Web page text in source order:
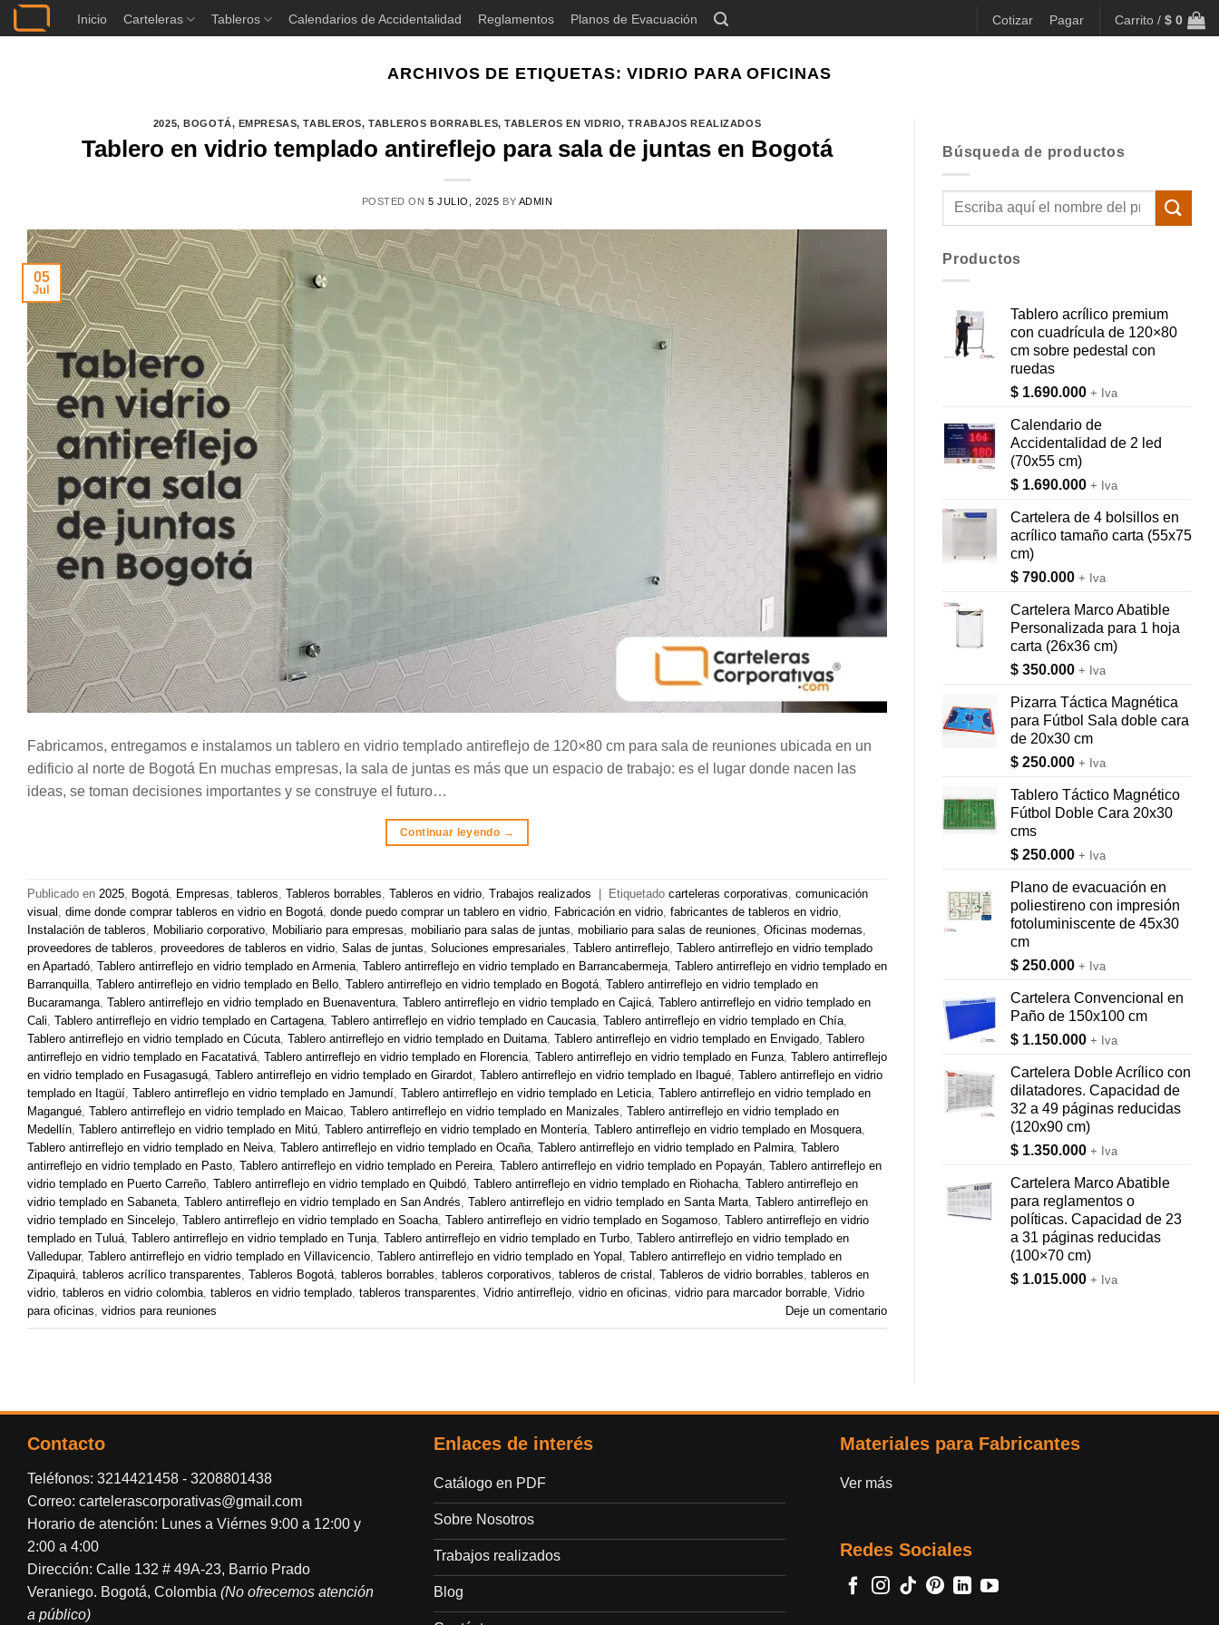
Saltar
al
Inicio Carteleras Tableros Calendarios de Accidentalidad Reglamentos Planos de Evacuación Cotizar Pagar Carrito / $ 0
ARCHIVOS DE ETIQUETAS:VIDRIO PARA OFICINAS
2025,BOGOTÁ, EMPRESAS,TABLEROS, TABLEROS BORRABLES,TABLEROS EN VIDRIO,TRABAJOS REALIZADOS
Tablero en vidrio templado antireflejo para sala de juntas en Bogotá
POSTED ON5 JULIO, 2025 BY ADMIN
05
Jul
Fabricamos, entregamos e instalamos un tablero en vidrio templado antireflejo de 120×80 cm para sala de reuniones ubicada en un
edificio al norte de Bogotá En muchas empresas, la sala de juntas es más que un espacio de trabajo: es el lugar donde nacen las
ideas, se toman decisiones importantes y se construye el futuro…
Continuar leyendo →
Publicado en 2025, Bogotá, Empresas, tableros, Tableros borrables, Tableros en vidrio, Trabajos realizados Etiquetado carteleras corporativas, comunicación
visual , dime donde comprar tableros en vidrio en Bogotá, donde puedo comprar un tablero en vidrio, Fabricación en vidrio, fabricantes de tableros en vidrio,
Instalación de tableros, Mobiliario corporativo, Mobiliario para empresas, mobiliario para salas de juntas, mobiliario para salas de reuniones, Oficinas modernas,
proveedores de tableros, proveedores de tableros en vidrio, Salas de juntas, Soluciones empresariales, Tablero antirreflejo, Tablero antirreflejo en vidrio templado
en Apartadó, Tablero antirreflejo en vidrio templado en Armenia, Tablero antirreflejo en vidrio templado en Barrancabermeja, Tablero antirreflejo en vidrio templado en
Barranquilla, Tablero antirreflejo en vidrio templado en Bello, Tablero antirreflejo en vidrio templado en Bogotá, Tablero antirreflejo en vidrio templado en
Bucaramanga, Tablero antirreflejo en vidrio templado en Buenaventura, Tablero antirreflejo en vidrio templado en Cajicá, Tablero antirreflejo en vidrio templado en
Cali, Tablero antirreflejo en vidrio templado en Cartagena, Tablero antirreflejo en vidrio templado en Caucasia, Tablero antirreflejo en vidrio templado en Chía,
Tablero antirreflejo en vidrio templado en Cúcuta, Tablero antirreflejo en vidrio templado en Duitama, Tablero antirreflejo en vidrio templado en Envigado, Tablero
antirreflejo en vidrio templado en Facatativá, Tablero antirreflejo en vidrio templado en Florencia, Tablero antirreflejo en vidrio templado en Funza, Tablero antirreflejo
en vidrio templado en Fusagasugá, Tablero antirreflejo en vidrio templado en Girardot, Tablero antirreflejo en vidrio templado en Ibagué, Tablero antirreflejo en vidrio
templado en Itagüí, Tablero antirreflejo en vidrio templado en Jamundí, Tablero antirreflejo en vidrio templado en Leticia, Tablero antirreflejo en vidrio templado en
Magangué, Tablero antirreflejo en vidrio templado en Maicao, Tablero antirreflejo en vidrio templado en Manizales, Tablero antirreflejo en vidrio templado en
Medellín, Tablero antirreflejo en vidrio templado en Mitú, Tablero antirreflejo en vidrio templado en Montería, Tablero antirreflejo en vidrio templado en Mosquera,
Tablero antirreflejo en vidrio templado en Neiva, Tablero antirreflejo en vidrio templado en Ocaña, Tablero antirreflejo en vidrio templado en Palmira, Tablero
antirreflejo en vidrio templado en Pasto, Tablero antirreflejo en vidrio templado en Pereira, Tablero antirreflejo en vidrio templado en Popayán, Tablero antirreflejo en
vidrio templado en Puerto Carreño, Tablero antirreflejo en vidrio templado en Quibdó, Tablero antirreflejo en vidrio templado en Riohacha, Tablero antirreflejo en
vidrio templado en Sabaneta, Tablero antirreflejo en vidrio templado en San Andrés, Tablero antirreflejo en vidrio templado en Santa Marta, Tablero antirreflejo en
vidrio templado en Sincelejo, Tablero antirreflejo en vidrio templado en Soacha, Tablero antirreflejo en vidrio templado en Sogamoso, Tablero antirreflejo en vidrio
templado en Tuluá, Tablero antirreflejo en vidrio templado en Tunja, Tablero antirreflejo en vidrio templado en Turbo, Tablero antirreflejo en vidrio templado en
Valledupar, Tablero antirreflejo en vidrio templado en Villavicencio, Tablero antirreflejo en vidrio templado en Yopal , Tablero antirreflejo en vidrio templado en
Zipaquirá, tableros acrílico transparentes, Tableros Bogotá, tableros borrables, tableros corporativos, tableros de cristal , Tableros de vidrio borrables, tableros en
vidrio, tableros en vidrio colombia, tableros en vidrio templado, tableros transparentes, Vidrio antirreflejo, vidrio en oficinas, vidrio para marcador borrable, Vidrio
para oficinas, vidrios para reuniones Deje un comentario
Búsqueda de productos
Buscar
Productos
Tablero acrílico premium
con cuadrícula de 120×80
cm sobre pedestal con
ruedas
$ 1.690.000 + Iva
Calendario de
Accidentalidad de 2 led
(70x55 cm)
$ 1.690.000 + Iva
Cartelera de 4 bolsillos en
acrílico tamaño carta (55x75
cm)
$ 790.000 + Iva
Cartelera Marco Abatible
Personalizada para 1 hoja
carta (26x36 cm)
$ 350.000 + Iva
Pizarra Táctica Magnética
para Fútbol Sala doble cara
de 20x30 cm
$ 250.000 + Iva
Tablero Táctico Magnético
Fútbol Doble Cara 20x30
cms
$ 250.000 + Iva
Plano de evacuación en
poliestireno con impresión
fotoluminiscente de 45x30
cm
$ 250.000 + Iva
Cartelera Convencional en
Paño de 150x100 cm
$ 1.150.000 + Iva
Cartelera Doble Acrílico con
dilatadores. Capacidad de
32 a 49 páginas reducidas
(120x90 cm)
$ 1.350.000 + Iva
Cartelera Marco Abatible
para reglamentos o
políticas. Capacidad de 23
a 31 páginas reducidas
(100×70 cm)
$ 1.015.000 + Iva
Contacto
Teléfonos: 3214421458 - 3208801438
Correo: cartelerascorporativas@gmail.com
Horario de atención: Lunes a Viérnes 9:00 a 12:00 y
2:00 a 4:00
Dirección: Calle 132 # 49A-23, Barrio Prado
Veraniego. Bogotá, Colombia (No ofrecemos atención
a público)
Enlaces de interés
Catálogo en PDF
Sobre Nosotros
Trabajos realizados
Blog
Materiales para Fabricantes
Ver más
Redes Sociales